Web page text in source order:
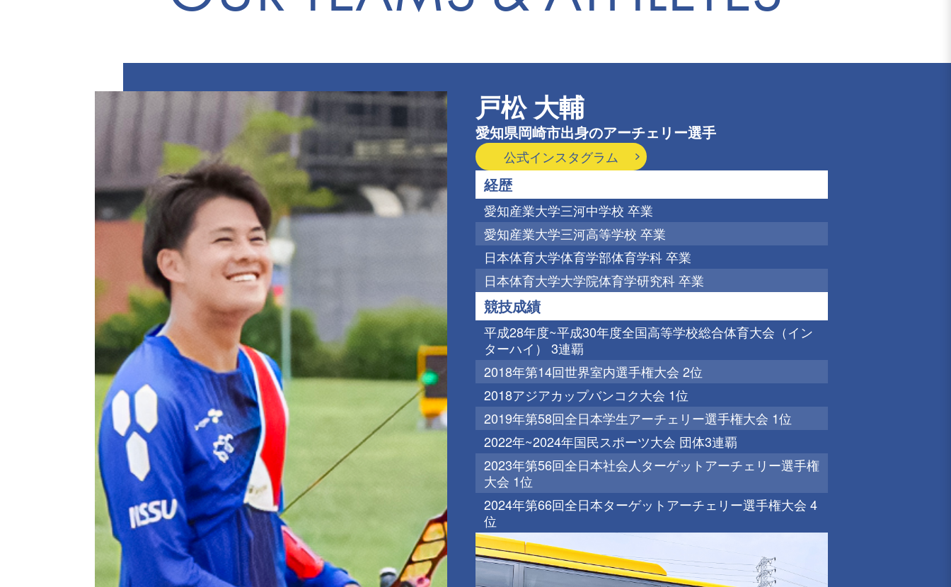
戸松 大輔
愛知県岡崎市出身のアーチェリー選手
公式インスタグラム
経歴
愛知産業大学三河中学校 卒業
愛知産業大学三河高等学校 卒業
日本体育大学体育学部体育学科 卒業
日本体育大学大学院体育学研究科 卒業
競技成績
平成28年度~平成30年度全国高等学校総合体育大会（イン
ターハイ） 3連覇
2018年第14回世界室内選手権大会 2位
2018アジアカップバンコク大会 1位
2019年第58回全日本学生アーチェリー選手権大会 1位
2022年~2024年国民スポーツ大会 団体3連覇
2023年第56回全日本社会人ターゲットアーチェリー選手権
大会 1位
2024年第66回全日本ターゲットアーチェリー選手権大会 4
位